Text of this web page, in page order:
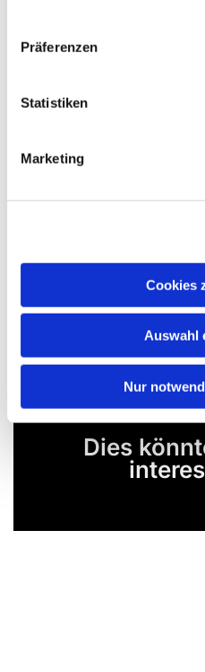
Präferenzen
Statistiken
Marketing
Cookies
Auswahl
Nur
Dies